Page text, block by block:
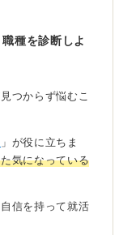
に取り組めるな
自分のペースで
す。比較的無口
ニケーションが
。
は単調に感じら
しょう。
種を診断しよ
つからず悩むこ
」が役に立ちま
気になっている
信を持って就活